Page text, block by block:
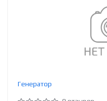
Генератор